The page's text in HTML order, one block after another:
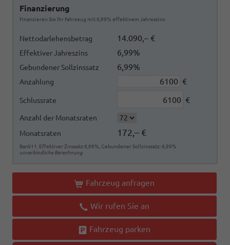
Finanzierung
Finanzieren Sie Ihr Fahrzeug mit 6,99% effektivem Jahreszins
Nettodarlehensbetrag 14.090,– €
Effektiver Jahreszins 6,99%
Gebundener Sollzinssatz 6,99%
Anzahlung €
Schlussrate €
Anzahl der Monatsraten
Monatsraten
172,– €
Bank11. Effektiver Zinssatz:6,99%, Gebundener Sollzinssatz: 6,99%
unverbindliche Berechnung
Fahrzeug anfragen
Wir rufen Sie an
Fahrzeug parken